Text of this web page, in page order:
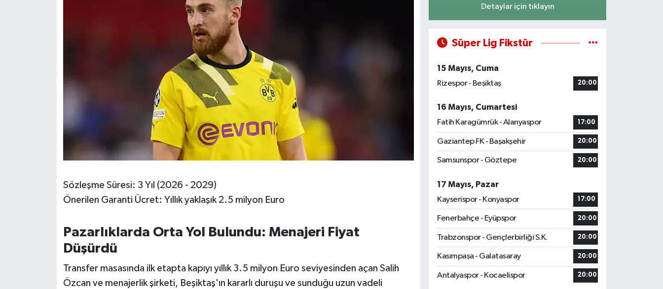
Sözleşme Süresi: 3 Yıl (2026 - 2029)
Önerilen Garanti Ücret: Yıllık yaklaşık 2.5 milyon Euro
Pazarlıklarda Orta Yol Bulundu: Menajeri Fiyat
Düşürdü
Transfer masasında ilk etapta kapıyı yıllık 3.5 milyon Euro seviyesinden açan Salih
Özcan ve menajerlik şirketi, Beşiktaş'ın kararlı duruşu ve sunduğu uzun vadeli
Detaylar için tıklayın
Süper Lig Fikstür
15 Mayıs, Cuma
Rizespor - Beşiktaş
20:00
16 Mayıs, Cumartesi
Fatih Karagümrük - Alanyaspor
17:00
Gaziantep FK - Başakşehir 20:00
Samsunspor - Göztepe 20:00
17 Mayıs, Pazar
Kayserispor - Konyaspor
17:00
Fenerbahçe - Eyüpspor 20:00
Trabzonspor - Gençlerbirliği S.K. 20:00
Kasımpaşa - Galatasaray 20:00
Antalyaspor - Kocaelispor 20:00